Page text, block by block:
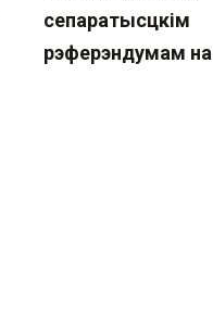
сепаратысцкім
рэферэндумам